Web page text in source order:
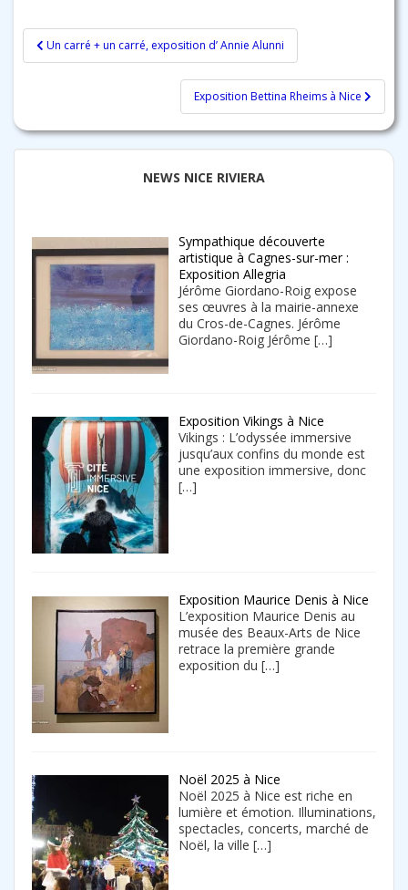
Navigation
de
Un carré + un carré, exposition d’ Annie Alunni
Exposition Bettina Rheims à Nice
NEWS NICE RIVIERA
Sympathique découverte
artistique à Cagnes-sur-mer :
Exposition Allegria
Jérôme Giordano-Roig expose
ses œuvres à la mairie-annexe
du Cros-de-Cagnes. Jérôme
Giordano-Roig Jérôme […]
Exposition Vikings à Nice
Vikings : L’odyssée immersive
jusqu’aux confins du monde est
une exposition immersive, donc
[…]
Exposition Maurice Denis à Nice
L’exposition Maurice Denis au
musée des Beaux-Arts de Nice
retrace la première grande
exposition du […]
Noël 2025 à Nice
Noël 2025 à Nice est riche en
lumière et émotion. Illuminations,
spectacles, concerts, marché de
Noël, la ville […]